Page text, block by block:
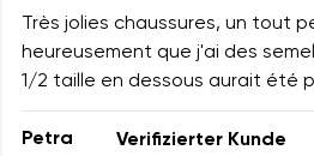
Très jolies chaussures, un tout
heureusement que j'ai des
1/2 taille en dessous aurait été
Petra Verifizierter Kunde